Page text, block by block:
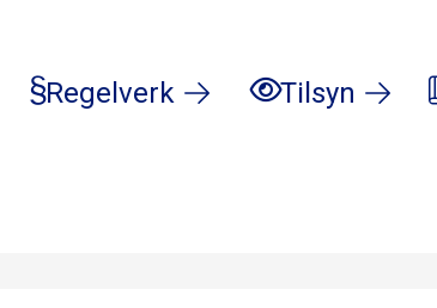
Regelverk Tilsyn